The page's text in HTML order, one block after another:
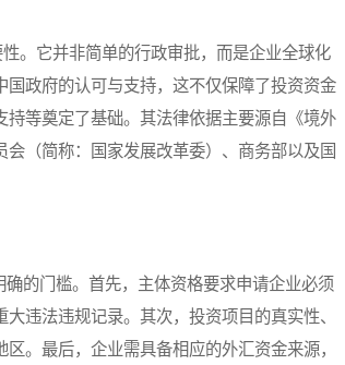
。它并非简单的行政审批，而是企业全球化
政府的认可与支持，这不仅保障了投资资金
等奠定了基础。其法律依据主要源自《境外
（简称：国家发展改革委）、商务部以及国
的门槛。首先，主体资格要求申请企业必须
违法违规记录。其次，投资项目的真实性、
。最后，企业需具备相应的外汇资金来源，